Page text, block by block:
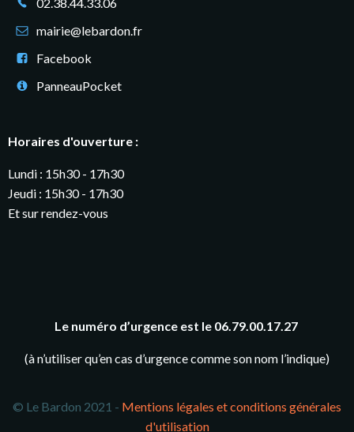
02.38.44.33.06
mairie@lebardon.fr
Facebook
PanneauPocket
Horaires d'ouverture :
Lundi : 15h30 - 17h30
Jeudi : 15h30 - 17h30
Et sur rendez-vous
Le numéro d’urgence est le 06.79.00.17.27
(à n’utiliser qu’en cas d’urgence comme son nom l’indique)
© Le Bardon 2021 - Mentions légales et conditions générales
d'utilisation